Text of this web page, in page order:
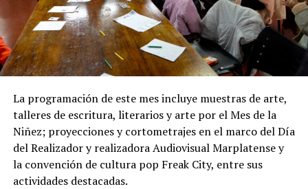
cloacal representa un aporte importante para la
protección ambiental, ya que permite disminuir la
utilización de pozos absorbentes y contribuye a
preservar las napas de agua subterránea, además de
mejorar las condiciones de higiene y salubridad para los
vecinos.
Tras la apertura de sobres, el expediente continuará su
recorrido administrativo con la intervención de la
Comisión de Estudio de Ofertas y Adjudicación, que
tendrá a su cargo la evaluación de las propuestas
La programación de este mes incluye muestras de arte,
talleres de escritura, literarios y arte por el Mes de la
Niñez; proyecciones y cortometrajes en el marco del Día
del Realizador y realizadora Audiovisual Marplatense y
la convención de cultura pop Freak City, entre sus
actividades destacadas.